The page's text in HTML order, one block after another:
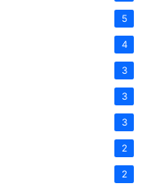
5
4
3
3
3
2
2